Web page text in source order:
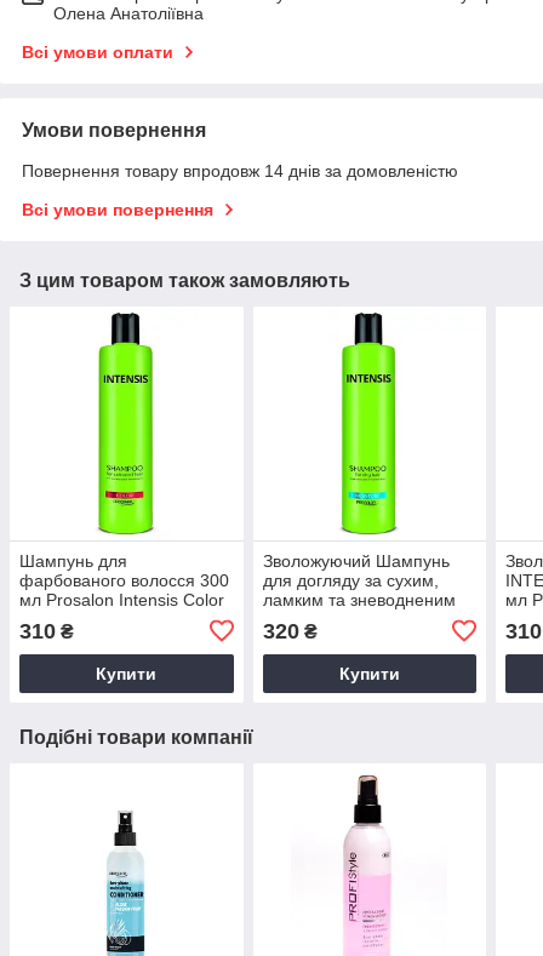
Олена Анатоліївна
Всі умови оплати
Умови повернення
Повернення товару впродовж 14 днів за домовленістю
Всі умови повернення
З цим товаром також замовляють
Шампунь для
фарбованого волосся 300
мл Prosalon Intensis Color
Shampoo для дбайливого
очищення та збереження
насиченого кольору
310 ₴
Купити
Зволожуючий Шампунь
для догляду за сухим,
ламким та зневодненим
Prosalon Intensis Moisture
Shampoo, Польща
320₴
Купити
мл
310
Подібні товари компанії